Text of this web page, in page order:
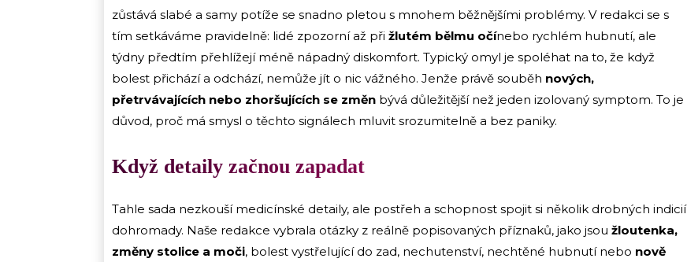
zůstává slabé a samy potíže se snadno pletou s mnohem běžnějšími problémy. V redakci se s
tím setkáváme pravidelně: lidé zpozorní až při žlutém bělmu očínebo rychlém hubnutí, ale
týdny předtím přehlížejí méně nápadný diskomfort. Typický omyl je spoléhat na to, že když
bolest přichází a odchází, nemůže jít o nic vážného. Jenže právě souběh nových,
přetrvávajících nebo zhoršujících se změn bývá důležitější než jeden izolovaný symptom. To je
důvod, proč má smysl o těchto signálech mluvit srozumitelně a bez paniky.
Když detaily začnou zapadat
Tahle sada nezkouší medicínské detaily, ale postřeh a schopnost spojit si několik drobných indicií
dohromady. Naše redakce vybrala otázky z reálně popisovaných příznaků, jako jsou žloutenka,
změny stolice a moči, bolest vystřelující do zad, nechutenství, nechtěné hubnutí nebo nově